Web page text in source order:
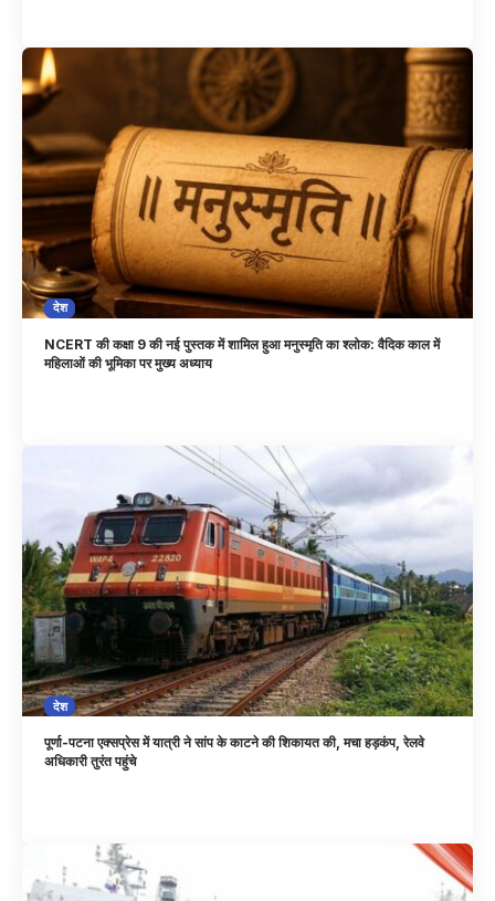
देश
NCERT की कक्षा 9 की नई पुस्तक में शामिल हुआ मनुस्मृति का श्लोक: वैदिक काल में
महिलाओं की भूमिका पर मुख्य अध्याय
देश
पूर्णा-पटना एक्सप्रेस में यात्री ने सांप के काटने की शिकायत की, मचा हड़कंप, रेलवे
अधिकारी तुरंत पहुंचे